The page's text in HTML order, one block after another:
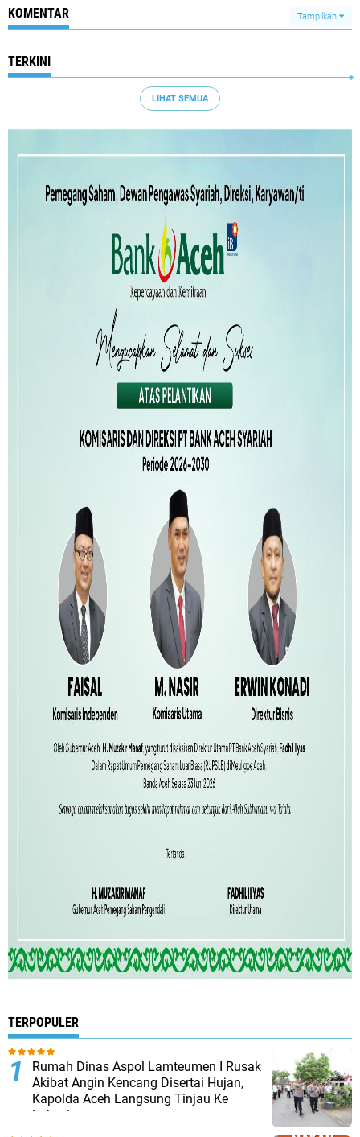
KOMENTAR Tampilkan
TERKINI
LIHAT SEMUA
TERPOPULER
Rumah Dinas Aspol Lamteumen I Rusak
Akibat Angin Kencang Disertai Hujan,
Kapolda Aceh Langsung Tinjau Ke
Lokasi